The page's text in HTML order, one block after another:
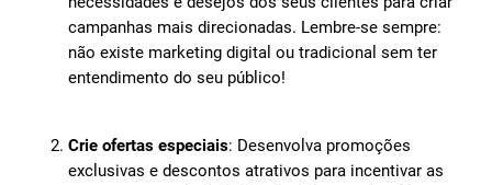
campanhas mais direcionadas. Lembre-se sempre:
não existe marketing digital ou tradicional sem ter
entendimento do seu público!
Crie ofertas especiais: Desenvolva promoções
exclusivas e descontos atrativos para incentivar as